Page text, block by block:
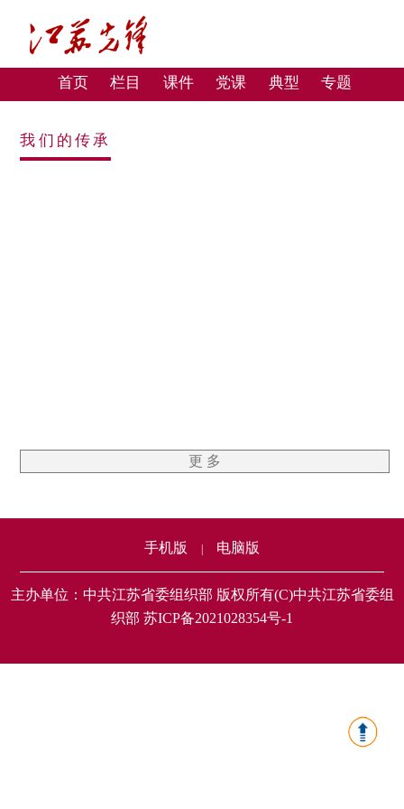
首页 栏目 课件 党课 典型 专题
我们的传承
更 多
手机版 电脑版
主办单位：中共江苏省委组织部 版权所有(C)中共江苏省委组
织部 苏ICP备2021028354号-1